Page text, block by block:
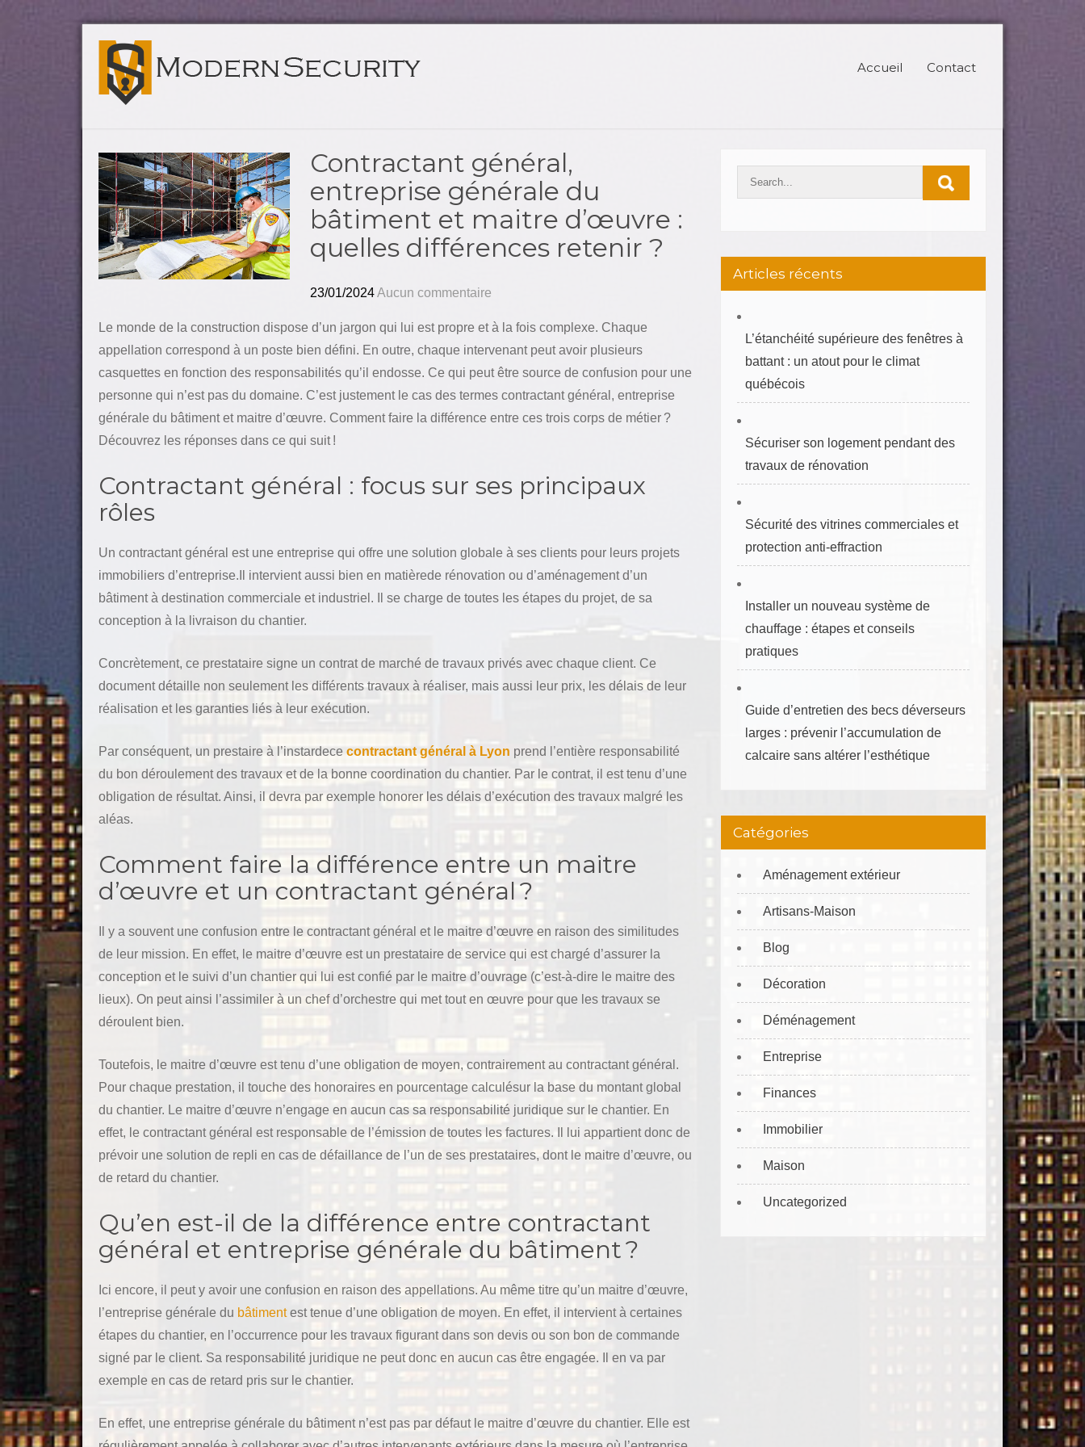
Accueil Contact
Contractant général,
entreprise générale du
bâtiment et maitre d’œuvre :
quelles différences retenir ?
23/01/2024Aucun commentaire
Le monde de la construction dispose d’un jargon qui lui est propre et à la fois complexe. Chaque
appellation correspond à un poste bien défini. En outre, chaque intervenant peut avoir plusieurs
casquettes en fonction des responsabilités qu’il endosse. Ce qui peut être source de confusion pour une
personne qui n’est pas du domaine. C’est justement le cas des termes contractant général, entreprise
générale du bâtiment et maitre d’œuvre. Comment faire la différence entre ces trois corps de métier ?
Découvrez les réponses dans ce qui suit !
Contractant général : focus sur ses principaux
rôles
Un contractant général est une entreprise qui offre une solution globale à ses clients pour leurs projets
immobiliers d’entreprise.Il intervient aussi bien en matièrede rénovation ou d’aménagement d’un
bâtiment à destination commerciale et industriel. Il se charge de toutes les étapes du projet, de sa
conception à la livraison du chantier.
Concrètement, ce prestataire signe un contrat de marché de travaux privés avec chaque client. Ce
document détaille non seulement les différents travaux à réaliser, mais aussi leur prix, les délais de leur
réalisation et les garanties liés à leur exécution.
Par conséquent, un prestaire à l’instardece contractant général à Lyon prend l’entière responsabilité
du bon déroulement des travaux et de la bonne coordination du chantier. Par le contrat, il est tenu d’une
obligation de résultat. Ainsi, il devra par exemple honorer les délais d’exécution des travaux malgré les
aléas.
Comment faire la différence entre un maitre
d’œuvre et un contractant général ?
Il y a souvent une confusion entre le contractant général et le maitre d’œuvre en raison des similitudes
de leur mission. En effet, le maitre d’œuvre est un prestataire de service qui est chargé d’assurer la
conception et le suivi d’un chantier qui lui est confié par le maitre d’ouvrage (c’est-à-dire le maitre des
lieux). On peut ainsi l’assimiler à un chef d’orchestre qui met tout en œuvre pour que les travaux se
déroulent bien.
Toutefois, le maitre d’œuvre est tenu d’une obligation de moyen, contrairement au contractant général.
Pour chaque prestation, il touche des honoraires en pourcentage calculésur la base du montant global
du chantier. Le maitre d’œuvre n’engage en aucun cas sa responsabilité juridique sur le chantier. En
effet, le contractant général est responsable de l’émission de toutes les factures. Il lui appartient donc de
prévoir une solution de repli en cas de défaillance de l’un de ses prestataires, dont le maitre d’œuvre, ou
de retard du chantier.
Qu’en est-il de la différence entre contractant
général et entreprise générale du bâtiment ?
Ici encore, il peut y avoir une confusion en raison des appellations. Au même titre qu’un maitre d’œuvre,
l’entreprise générale du bâtimentest tenue d’une obligation de moyen. En effet, il intervient à certaines
étapes du chantier, en l’occurrence pour les travaux figurant dans son devis ou son bon de commande
signé par le client. Sa responsabilité juridique ne peut donc en aucun cas être engagée. Il en va par
exemple en cas de retard pris sur le chantier.
En effet, une entreprise générale du bâtiment n’est pas par défaut le maitre d’œuvre du chantier. Elle est
Articles récents
L’étanchéité supérieure des fenêtres à
battant : un atout pour le climat
québécois
Sécuriser son logement pendant des
travaux de rénovation
Sécurité des vitrines commerciales et
protection anti‑effraction
Installer un nouveau système de
chauffage : étapes et conseils
pratiques
Guide d’entretien des becs déverseurs
larges : prévenir l’accumulation de
calcaire sans altérer l’esthétique
Catégories
Aménagement extérieur
Artisans-Maison
Blog
Décoration
Déménagement
Entreprise
Finances
Immobilier
Maison
Uncategorized